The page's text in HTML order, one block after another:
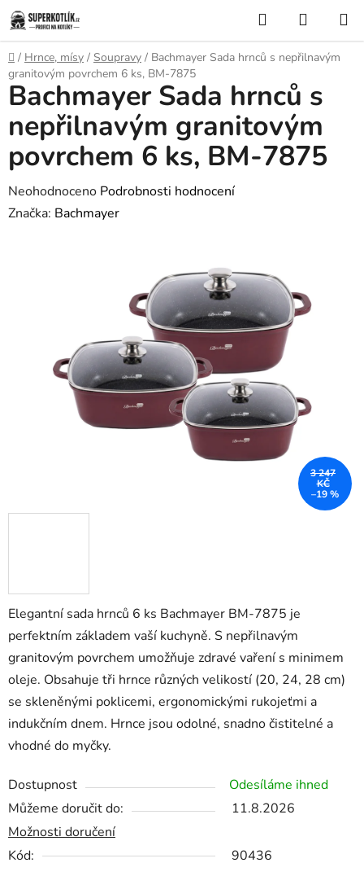
Přejít
na
obsah
Hledat
KOŠÍK
Domů
/ Hrnce, mísy / Soupravy / Bachmayer Sada hrnců s nepřilnavým
granitovým povrchem 6 ks, BM-7875
Elegantní sada hrnců 6 ks Bachmayer BM-7875 je
perfektním základem vaší kuchyně. S nepřilnavým
granitovým povrchem umožňuje zdravé vaření s minimem
oleje. Obsahuje tři hrnce různých velikostí (20, 24, 28 cm)
se skleněnými poklicemi, ergonomickými rukojeťmi a
indukčním dnem. Hrnce jsou odolné, snadno čistitelné a
vhodné do myčky.
Dostupnost
Odesíláme ihned
Můžeme doručit do:
11.8.2026
Možnosti doručení
Kód:
90436
Bachmayer Sada hrnců s
nepřilnavým granitovým
povrchem 6 ks, BM-7875
Průměrné
hodnocení
Neohodnoceno Podrobnosti hodnocení
Značka: Bachmayer
3 247
KČ
–19 %